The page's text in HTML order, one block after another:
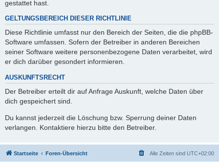
gestattet hast.
GELTUNGSBEREICH DIESER RICHTLINIE
Diese Richtlinie umfasst nur den Bereich der Seiten, die die phpBB-
Software umfassen. Sofern der Betreiber in anderen Bereichen
seiner Software weitere personenbezogene Daten verarbeitet, wird
er dich darüber gesondert informieren.
AUSKUNFTSRECHT
Der Betreiber erteilt dir auf Anfrage Auskunft, welche Daten über
dich gespeichert sind.
Du kannst jederzeit die Löschung bzw. Sperrung deiner Daten
verlangen. Kontaktiere hierzu bitte den Betreiber.
Startseite Foren-Übersicht Alle Zeiten sind UTC+02:00